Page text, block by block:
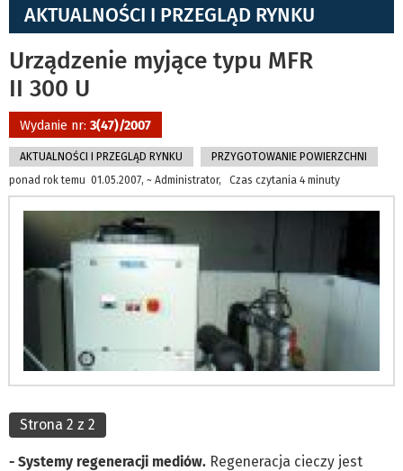
AKTUALNOŚCI I PRZEGLĄD RYNKU
Urządzenie myjące typu MFR
II 300 U
Wydanie nr: 3(47)/2007
AKTUALNOŚCI I PRZEGLĄD RYNKU
PRZYGOTOWANIE POWIERZCHNI
ponad rok temu 01.05.2007, ~ Administrator, Czas czytania 4 minuty
Strona 2 z 2
- Systemy regeneracji mediów. Regeneracja cieczy jest